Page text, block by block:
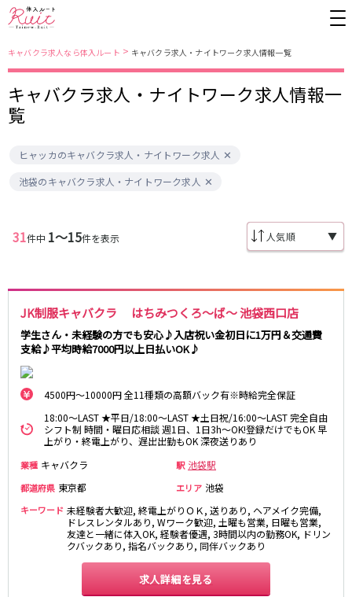
キャバクラ求人なら体入ルート > キャバクラ求人・ナイトワーク求人情報一覧
キャバクラ求人・ナイトワーク求人情報一
覧
ヒャッカのキャバクラ求人・ナイトワーク求人
池袋のキャバクラ求人・ナイトワーク求人
31件中 1〜15件を表示 ▼
JK制服キャバクラ はちみつくろ～ば～ 池袋西口店
学生さん・未経験の方でも安心♪入店祝い金初日に1万円＆交通費
支給♪平均時給7000円以上日払いOK♪
4500円～10000円 全11種類の高額バック有※時給完全保証
18:00～LAST ★平日/18:00～LAST ★土日祝/16:00～LAST 完全自由
シフト制 時間・曜日応相談 週1日、1日3h～OK!登録だけでもOK 早
上がり・終電上がり、遅出出勤もOK 深夜送りあり
業種 キャバクラ 駅 池袋駅
都道府県 東京都 エリア 池袋
キーワード 未経験者大歓迎, 終電上がりＯＫ, 送りあり, ヘアメイク完備,
ドレスレンタルあり, Wワーク歓迎, 土曜も営業, 日曜も営業,
友達と一緒に体入OK, 経験者優遇, 3時間以内の勤務OK, ドリン
クバックあり, 指名バックあり, 同伴バックあり
求人詳細を見る
東京都
錦糸町・亀戸
新橋
吉祥寺
町田
五反田
八王子
練馬
六本木
品川・大井町・大森
秋葉原
中野
恵比寿
葛西
自由が丘・学芸大学
三軒茶屋・二子玉川
駒込・日暮里
成増・板橋
荻窪・阿佐ヶ谷
浅草・浅草橋・両国
下北沢・経堂
大塚・巣鴨
東陽町・門前仲町
府中
目黒・中目黒
拝島・小作
綾瀬・竹ノ塚・西新井
調布
高円寺
国分寺
亀有・金町
新宿
明大前・烏山
高田馬場・大久保
東京メトロ日比谷線
秋葉原駅
北千住駅
恵比寿駅
六本木駅
東新宿駅
両国駅
東中野駅
飯田橋駅
JR中央・総武線
千葉駅
錦糸町駅
新宿駅
吉祥寺駅
船橋駅
秋葉原駅
中野駅
本八幡駅
西船橋駅
津田沼駅
亀戸駅
小岩駅
高円寺駅
荻窪駅
阿佐ヶ谷駅